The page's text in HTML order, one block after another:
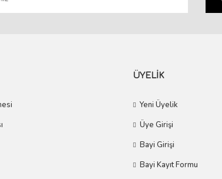
ÜYELİK
Yeni Üyelik
Üye Girişi
Bayi Girişi
Bayi Kayıt Formu